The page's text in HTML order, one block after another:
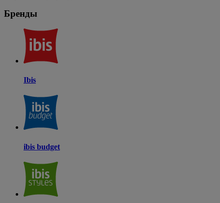
Бренды
Ibis
ibis budget